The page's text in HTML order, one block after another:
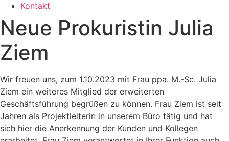
Kontakt
Neue Prokuristin Julia
Ziem
Wir freuen uns, zum 1.10.2023 mit Frau ppa. M.-Sc. Julia
Ziem ein weiteres Mitglied der erweiterten
Geschäftsführung begrüßen zu können. Frau Ziem ist seit
Jahren als Projektleiterin in unserem Büro tätig und hat
sich hier die Anerkennung der Kunden und Kollegen